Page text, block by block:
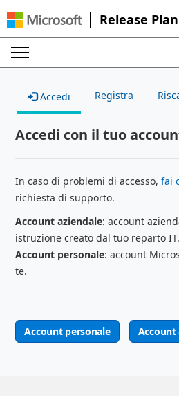
Release
Accedi Registra
Accedi con il tuo
In caso di problemi di accesso,fai
richiesta di supporto.
Account aziendale: account
istruzione creato dal tuo reparto IT.
Account personale: account
te.
Account personale Account